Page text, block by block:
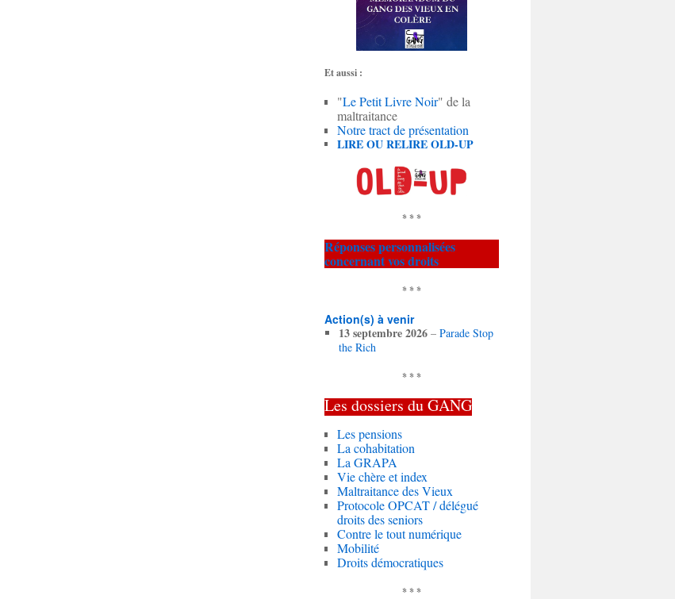
Et aussi :
"Le Petit Livre Noir" de la
maltraitance
Notre tract de présentation
LIRE OU RELIRE OLD-UP
* * *
Réponses personnalisées
concernant vos droits
* * *
Action(s) à venir
13 septembre 2026 –Parade Stop
the Rich
* * *
Les dossiers duGANG
Les pensions
La cohabitation
La GRAPA
Vie chère et index
Maltraitance des Vieux
Protocole OPCAT / délégué
droits des seniors
Contre le tout numérique
Mobilité
Droits démocratiques
* * *